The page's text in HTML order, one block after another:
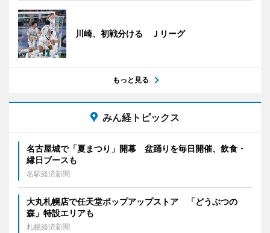
川崎、初戦分ける Ｊリーグ
もっと見る
みん経トピックス
名古屋城で「夏まつり」開幕 盆踊りを毎日開催、飲食・
縁日ブースも
名駅経済新聞
大丸札幌店で任天堂ポップアップストア 「どうぶつの
森」特設エリアも
札幌経済新聞